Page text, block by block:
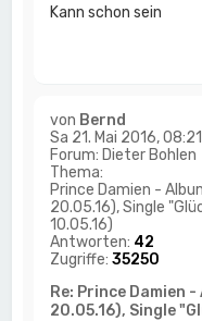
Kann schon sein
von Bernd
Sa 21. Mai 2016, 08:21
Forum: Dieter Bohlen
Thema:
Prince Damien -
20.05.16), Single
10.05.16)
Antworten: 42
Zugriffe:35250
Re: Prince Damien
20.05.16), Single